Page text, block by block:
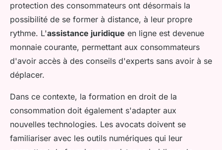
protection des consommateurs ont désormais la
possibilité de se former à distance, à leur propre
rythme. L'assistance juridique en ligne est devenue
monnaie courante, permettant aux consommateurs
d'avoir accès à des conseils d'experts sans avoir à se
déplacer.
Dans ce contexte, la formation en droit de la
consommation doit également s'adapter aux
nouvelles technologies. Les avocats doivent se
familiariser avec les outils numériques qui leur